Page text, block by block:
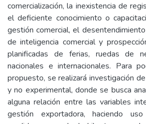
comercialización, la inexistencia de
el deficiente conocimiento o
gestión comercial, el
de inteligencia comercial y
planificadas de ferias, ruedas de
nacionales e internacionales. Para
propuesto, se realizará investigación
y no experimental, donde se busca
alguna relación entre las variables
gestión exportadora, haciendo